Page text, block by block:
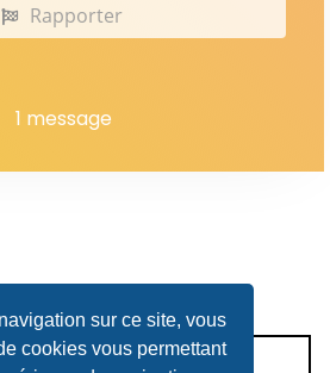
sur ce site, vous
cookies vous permettant
Rapporter
1 message
D’UTILISATION